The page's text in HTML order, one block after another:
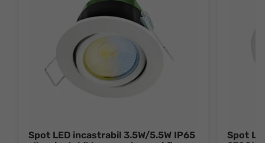
Spot LED incastrabil 3.5W/5.5W IP65
Spot